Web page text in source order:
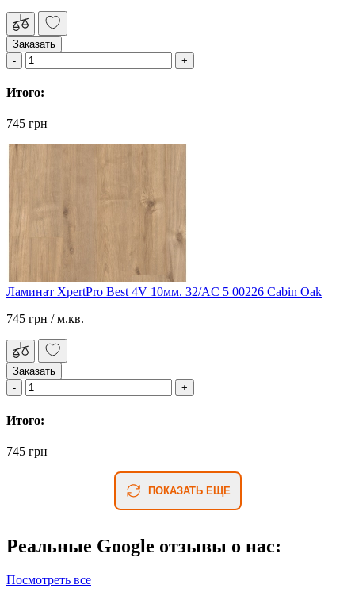
Заказать
Итого:
745 грн
Ламинат XpertPro Best 4V 10мм. 32/AC 5 00226 Cabin Oak
745 грн / м.кв.
Заказать
Итого:
745 грн
ПОКАЗАТЬ ЕЩЕ
Реальные Google отзывы о нас:
Посмотреть все